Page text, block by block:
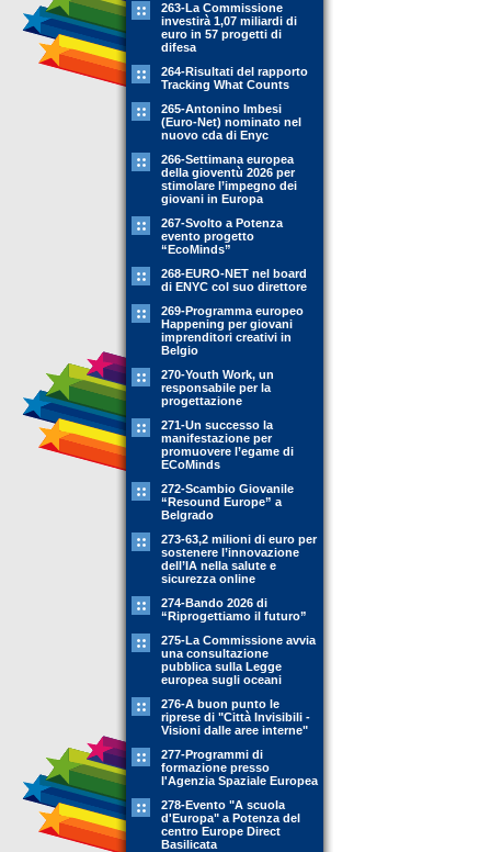
263-La Commissione
investirà 1,07 miliardi di
euro in 57 progetti di
difesa
264-Risultati del rapporto
Tracking What Counts
265-Antonino Imbesi
(Euro-Net) nominato nel
nuovo cda di Enyc
266-Settimana europea
della gioventù 2026 per
stimolare l’impegno dei
giovani in Europa
267-Svolto a Potenza
evento progetto
“EcoMinds”
268-EURO-NET nel board
di ENYC col suo direttore
269-Programma europeo
Happening per giovani
imprenditori creativi in
Belgio
270-Youth Work, un
responsabile per la
progettazione
271-Un successo la
manifestazione per
promuovere l’egame di
ECoMinds
272-Scambio Giovanile
“Resound Europe” a
Belgrado
273-63,2 milioni di euro per
sostenere l’innovazione
dell’IA nella salute e
sicurezza online
274-Bando 2026 di
“Riprogettiamo il futuro”
275-La Commissione avvia
una consultazione
pubblica sulla Legge
europea sugli oceani
276-A buon punto le
riprese di "Città Invisibili -
Visioni dalle aree interne"
277-Programmi di
formazione presso
l'Agenzia Spaziale Europea
278-Evento "A scuola
d'Europa" a Potenza del
centro Europe Direct
Basilicata